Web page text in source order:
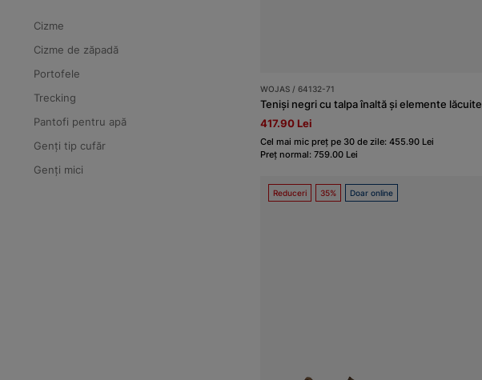
Cizme
Cizme de zăpadă
Portofele
Trecking
Pantofi pentru apă
Genți tip cufăr
Genți mici
WOJAS / 64132-71
Teniși negri cu talpa înaltă și elemente lăcuite
417.90 Lei
Cel mai mic preț pe 30 de zile: 455.90 Lei
Preț normal: 759.00 Lei
Reduceri 35% Doar online